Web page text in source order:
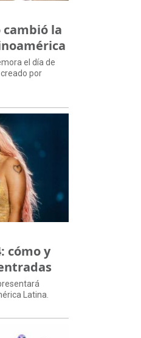
cambió la
el día de
por
cómo y
Latina.